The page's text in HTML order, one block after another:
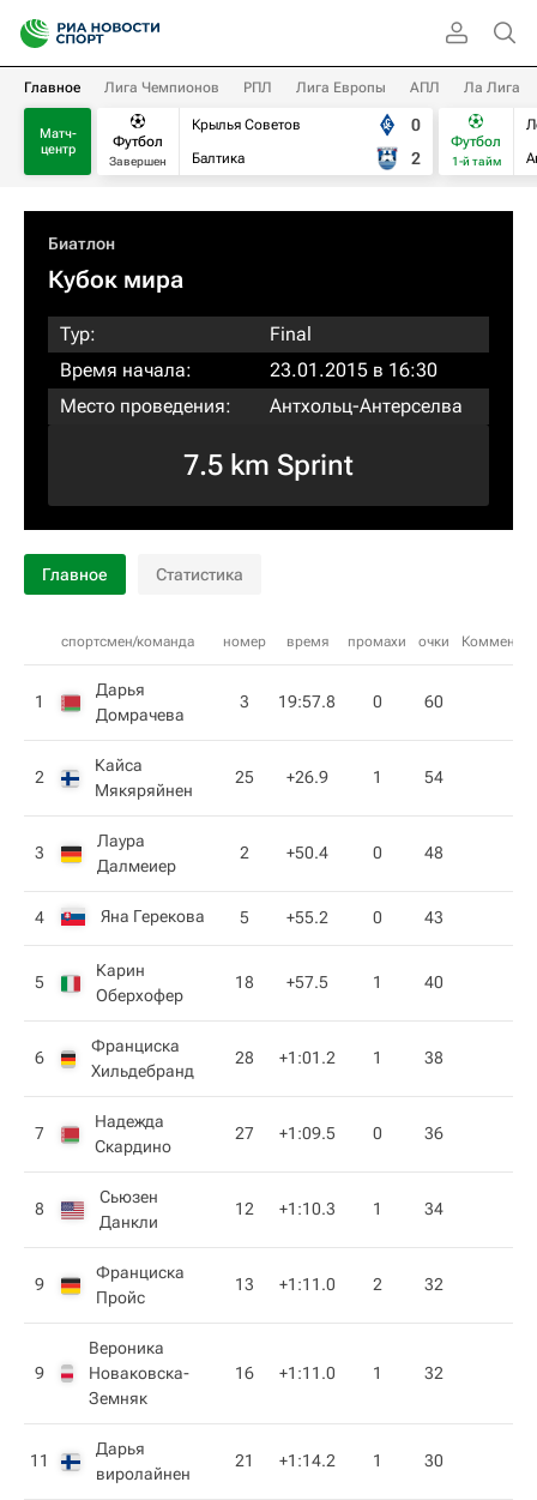
Главное Лига Чемпионов РПЛ Лига Европы АПЛ Ла Лига
Матч-
центр
Футбол
Завершен
Крылья Советов
Балтика
0
2
Футбол
1-й тайм
Биатлон
Кубок мира
Тур:
Final
Время начала:
23.01.2015 в 16:30
Место проведения:
Антхольц-Антерселва
7.5 km Sprint
Главное Статистика
спортсмен/команда номер время промахи очки
1
Дарья
Домрачева
3 19:57.8 0 60
2
Кайса
Мякяряйнен
25 +26.9 1 54
3
Лаура
Далмеиер
2 +50.4 0 48
4 Яна Герекова 5 +55.2 0 43
5
Карин
Оберхофер
18 +57.5 1 40
6
Франциска
Хильдебранд
28 +1:01.2 1 38
7
Надежда
Скардино
27 +1:09.5 0 36
8
Сьюзен
Данкли
12 +1:10.3 1 34
9
Франциска
Пройс
13 +1:11.0 2 32
9
Вероника
Новаковска-
Земняк
16 +1:11.0 1 32
11
Дарья
виролайнен
21 +1:14.2 1 30